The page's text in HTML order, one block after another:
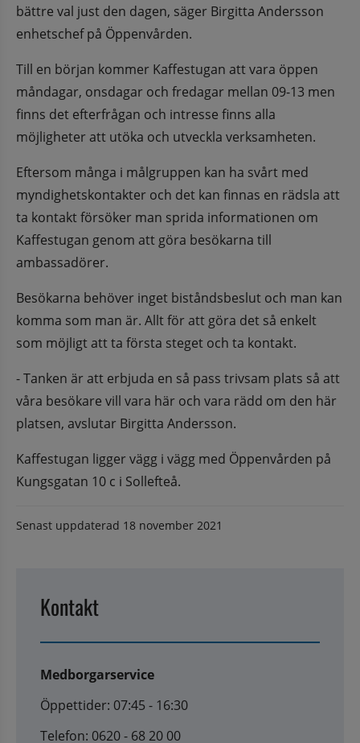
bättre val just den dagen, säger Birgitta Andersson
enhetschef på Öppenvården.
Till en början kommer Kaffestugan att vara öppen
måndagar, onsdagar och fredagar mellan 09-13 men
finns det efterfrågan och intresse finns alla
möjligheter att utöka och utveckla verksamheten.
Eftersom många i målgruppen kan ha svårt med
myndighetskontakter och det kan finnas en rädsla att
ta kontakt försöker man sprida informationen om
Kaffestugan genom att göra besökarna till
ambassadörer.
Besökarna behöver inget biståndsbeslut och man kan
komma som man är. Allt för att göra det så enkelt
som möjligt att ta första steget och ta kontakt.
- Tanken är att erbjuda en så pass trivsam plats så att
våra besökare vill vara här och vara rädd om den här
platsen, avslutar Birgitta Andersson.
Kaffestugan ligger vägg i vägg med Öppenvården på
Kungsgatan 10 c i Sollefteå.
Senast uppdaterad 18 november 2021
Kontakt
Medborgarservice
Öppettider: 07:45 - 16:30
Telefon: 0620 - 68 20 00